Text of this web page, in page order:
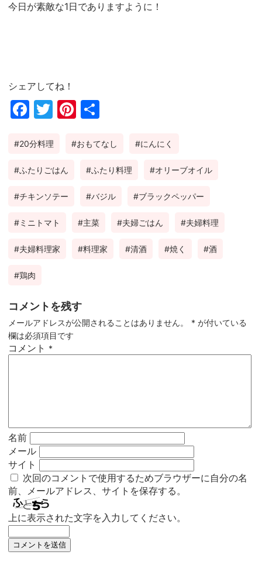
今日が素敵な1日でありますように！
シェアしてね！
Fac
ok
Twi
Pin
est
20分料理 おもてなし にんにく
ふたりごはん ふたり料理 オリーブオイル
チキンソテー バジル ブラックペッパー
ミニトマト 主菜 夫婦ごはん 夫婦料理
夫婦料理家 料理家 清酒 焼く 酒
鶏肉
コメントを残す
メールアドレスが公開されることはありません。 * が付いている
欄は必須項目です
コメント *
名前
メール
サイト
次回のコメントで使用するためブラウザーに自分の名
前、メールアドレス、サイトを保存する。
上に表示された文字を入力してください。